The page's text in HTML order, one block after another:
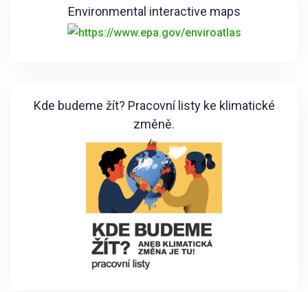
Environmental interactive maps
Kde budeme žít? Pracovní listy ke klimatické
změně.